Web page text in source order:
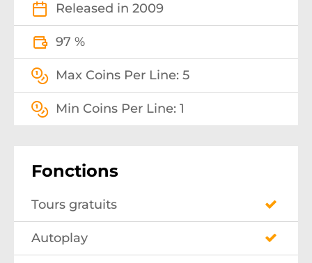
Released in 2009
97 %
Max Coins Per Line: 5
Min Coins Per Line: 1
Fonctions
Tours gratuits
Autoplay